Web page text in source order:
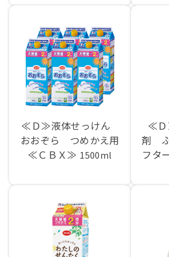
≪Ｄ≫液体せっけん
おおぞら つめかえ用
≪ＣＢＸ≫ 1500ml
≪Ｄ
剤 ふ
フタ